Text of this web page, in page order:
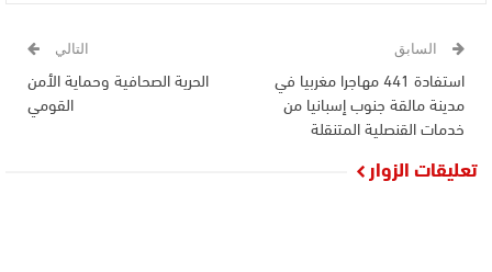
السابق
استفادة 441 مهاجرا مغربيا في
مدينة مالقة جنوب إسبانيا من
خدمات القنصلية المتنقلة
التالي
الحرية الصحافية وحماية الأمن
القومي
تعليقات الزوار